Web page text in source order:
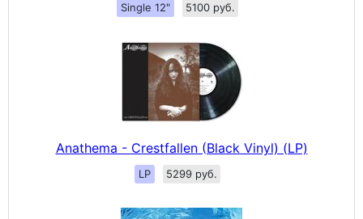
Single 12" 5100 руб.
Anathema - Crestfallen (Black Vinyl) (LP)
LP 5299 руб.